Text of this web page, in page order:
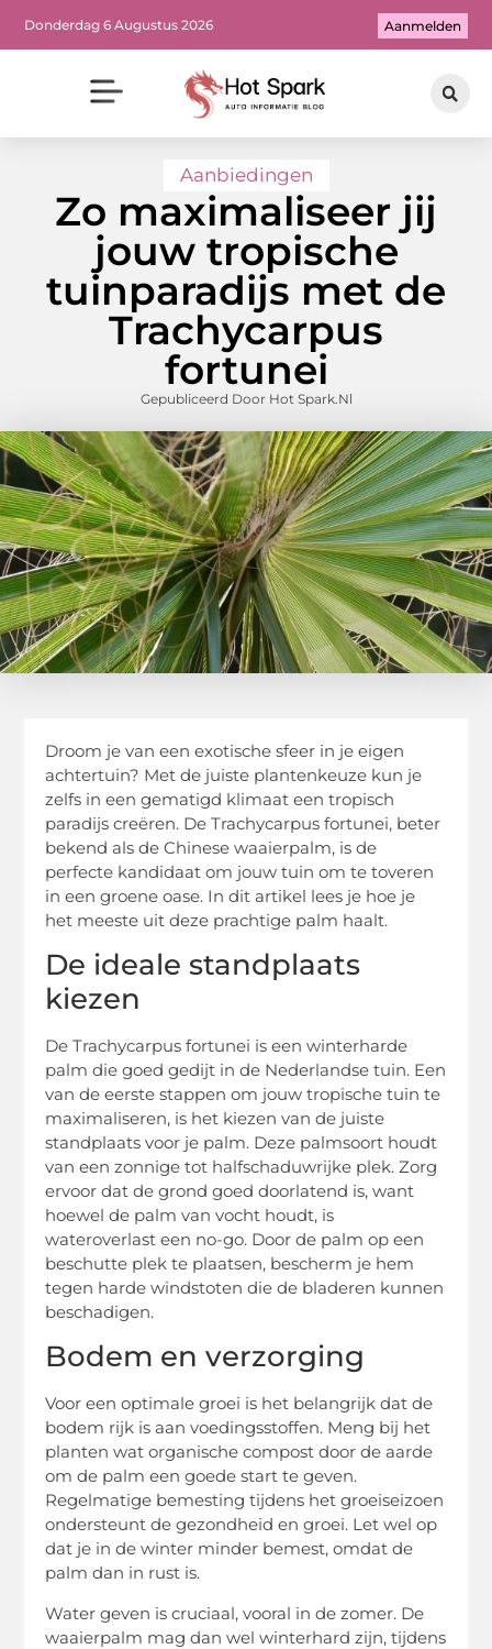
Donderdag 6 Augustus 2026 Aanmelden
Aanbiedingen
Zo maximaliseer jij
jouw tropische
tuinparadijs met de
Trachycarpus
fortunei
Gepubliceerd Door Hot Spark.nl
Droom je van een exotische sfeer in je eigen
achtertuin? Met de juiste plantenkeuze kun je
zelfs in een gematigd klimaat een tropisch
paradijs creëren. De Trachycarpus fortunei, beter
bekend als de Chinese waaierpalm, is de
perfecte kandidaat om jouw tuin om te toveren
in een groene oase. In dit artikel lees je hoe je
het meeste uit deze prachtige palm haalt.
De ideale standplaats
kiezen
De Trachycarpus fortunei is een winterharde
palm die goed gedijt in de Nederlandse tuin. Een
van de eerste stappen om jouw tropische tuin te
maximaliseren, is het kiezen van de juiste
standplaats voor je palm. Deze palmsoort houdt
van een zonnige tot halfschaduwrijke plek. Zorg
ervoor dat de grond goed doorlatend is, want
hoewel de palm van vocht houdt, is
wateroverlast een no-go. Door de palm op een
beschutte plek te plaatsen, bescherm je hem
tegen harde windstoten die de bladeren kunnen
beschadigen.
Bodem en verzorging
Voor een optimale groei is het belangrijk dat de
bodem rijk is aan voedingsstoffen. Meng bij het
planten wat organische compost door de aarde
om de palm een goede start te geven.
Regelmatige bemesting tijdens het groeiseizoen
ondersteunt de gezondheid en groei. Let wel op
dat je in de winter minder bemest, omdat de
palm dan in rust is.
Water geven is cruciaal, vooral in de zomer. De
waaierpalm mag dan wel winterhard zijn, tijdens